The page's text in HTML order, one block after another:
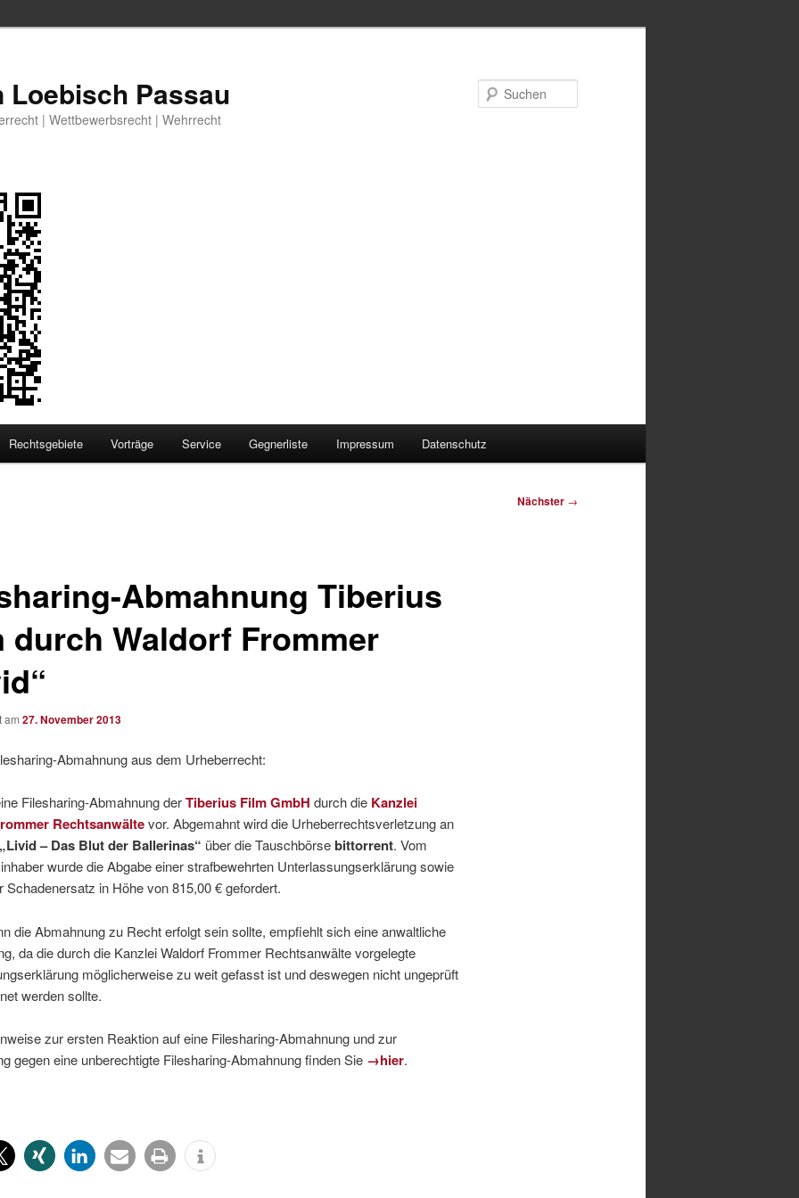
Loebisch Passau
| Wettbewerbsrecht | Wehrrecht
Rechtsgebiete Vorträge Service Gegnerliste Impressum Datenschutz
Nächster →
Abmahnung Tiberius
durch Waldorf Frommer
am 27. November 2013
Abmahnung aus dem Urheberrecht:
Filesharing-Abmahnung derTiberius Film GmbH durch die Kanzlei
Rechtsanwältevor. Abgemahnt wird die Urheberrechtsverletzung an
– Das Blut der Ballerinas“ über die Tauschbörsebittorrent. Vom
wurde die Abgabe einer strafbewehrten Unterlassungserklärung sowie
Schadenersatz in Höhe von 815,00 € gefordert.
die Abmahnung zu Recht erfolgt sein sollte, empfiehlt sich eine anwaltliche
da die durch die Kanzlei Waldorf Frommer Rechtsanwälte vorgelegte
möglicherweise zu weit gefasst ist und deswegen nicht ungeprüft
werden sollte.
zur ersten Reaktion auf eine Filesharing-Abmahnung und zur
gegen eine unberechtigte Filesharing-Abmahnung finden Sie →hier.